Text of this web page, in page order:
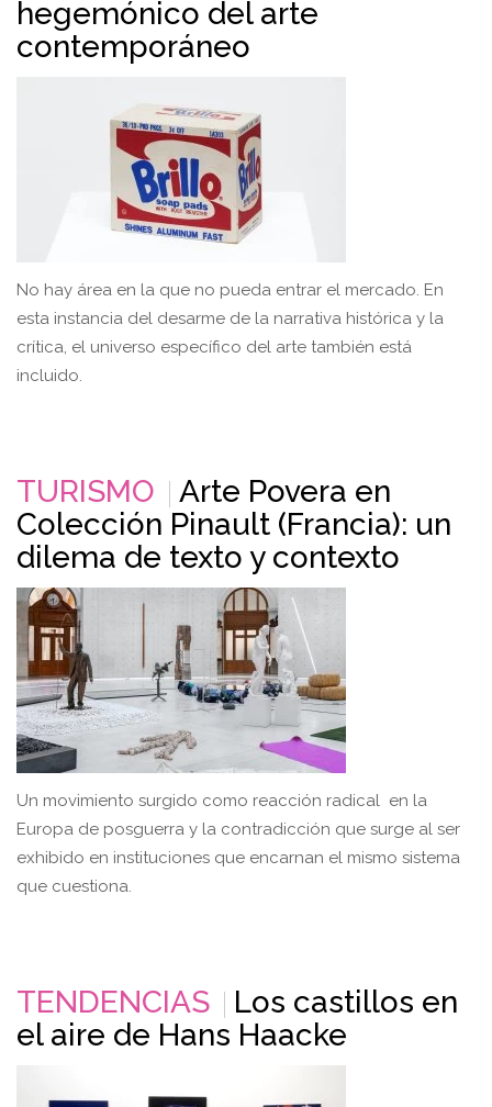
hegemónico del arte
contemporáneo
No hay área en la que no pueda entrar el mercado. En
esta instancia del desarme de la narrativa histórica y la
crítica, el universo específico del arte también está
incluido.
TURISMO
Arte Povera en
Colección Pinault (Francia): un
dilema de texto y contexto
Un movimiento surgido como reacción radical en la
Europa de posguerra y la contradicción que surge al ser
exhibido en instituciones que encarnan el mismo sistema
que cuestiona.
TENDENCIAS
Los castillos en
el aire de Hans Haacke